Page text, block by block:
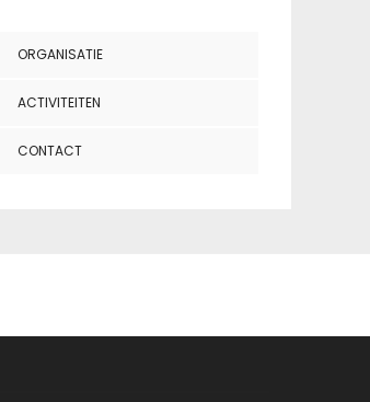
ORGANISATIE
ACTIVITEITEN
CONTACT